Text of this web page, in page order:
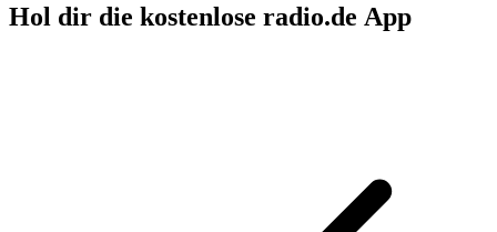
Hol dir die kostenlose radio.de App